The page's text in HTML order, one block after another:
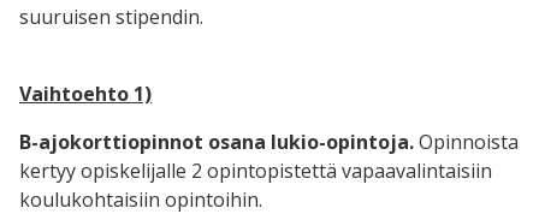
suuruisen stipendin.
Vaihtoehto 1)
B-ajokorttiopinnot osana lukio-opintoja.Opinnoista
kertyy opiskelijalle 2 opintopistettä vapaavalintaisiin
koulukohtaisiin opintoihin.